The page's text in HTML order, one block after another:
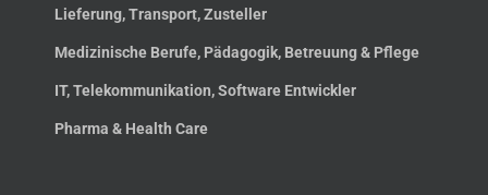
Lieferung, Transport, Zusteller
Medizinische Berufe, Pädagogik, Betreuung & Pflege
IT, Telekommunikation, Software Entwickler
Pharma & Health Care